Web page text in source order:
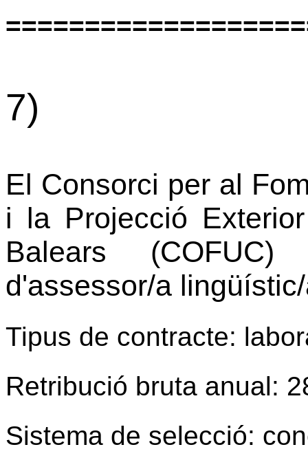
7)
El Consorci per al
i la Projecció
Balears
d'assessor/a
Tipus de contracte:
Retribució bruta anual:
Sistema de selecció: